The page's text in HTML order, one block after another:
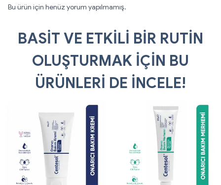
Bu ürün için henüz yorum yapılmamış.
BASİT VE ETKİLİ BİR RUTİN
OLUŞTURMAK İÇİN BU
ÜRÜNLERİ DE İNCELE!